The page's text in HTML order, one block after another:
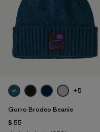
+5
Gorro Brodeo Beanie
$ 55